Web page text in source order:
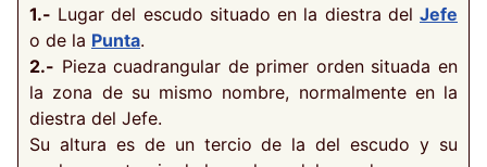
1.- Lugar del escudo situado en la diestra del Jefe
o de la Punta.
2.- Pieza cuadrangular de primer orden situada en
la zona de su mismo nombre, normalmente en la
diestra del Jefe.
Su altura es de un tercio de la del escudo y su